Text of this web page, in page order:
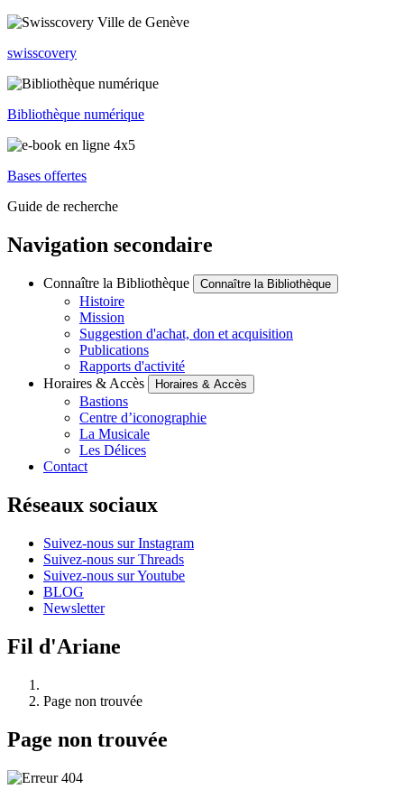
swisscovery
Bibliothèque numérique
Bases offertes
Guide de recherche
Navigation secondaire
Connaître la Bibliothèque Connaître la Bibliothèque
Histoire
Mission
Suggestion d'achat, don et acquisition
Publications
Rapports d'activité
Horaires & Accès
Horaires & Accès
Bastions
Centre d’iconographie
La Musicale
Les Délices
Contact
Réseaux sociaux
Suivez-nous sur Instagram
Suivez-nous sur Threads
Suivez-nous sur Youtube
BLOG
Newsletter
Fil d'Ariane
Page non trouvée
Page non trouvée